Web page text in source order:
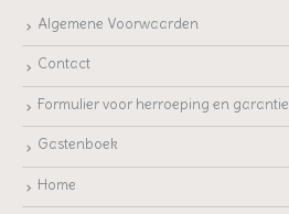
Algemene Voorwaarden
Contact
Formulier voor herroeping en garantie
Gastenboek
Home